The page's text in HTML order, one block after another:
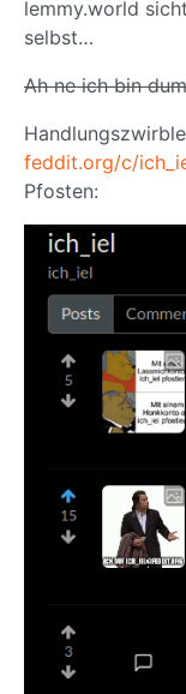
lemmy.world
selbst…
Ah ne ich bin
feddit.org/c/
Pfosten: